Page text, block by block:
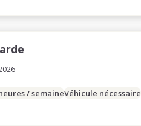
/ semaineVéhicule nécessaire